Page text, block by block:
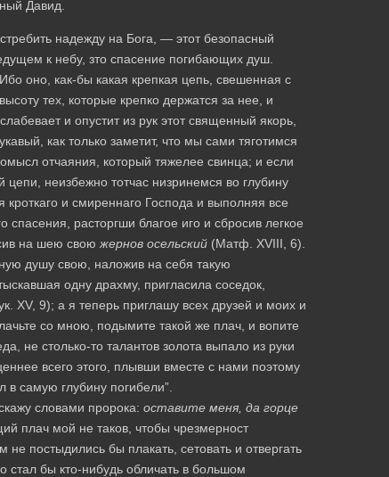
Давид.
надежду на Бога, — этот безопасный
к небу, зто спасение погибающих душ.
оно, как-бы какая крепкая цепь, свешенная с
тех, которые крепко держатся за нее, и
и опустит из рук этот священный якорь,
как только заметит, что мы сами тяготимся
отчаяния, который тяжелее свинца; и если
неизбежно тотчас низринемся во глубину
и смиреннаго Господа и выполняя все
спасения, расторгши благое иго и сбросив легкое
на шею свою жернов осельский (Матф. XVIII, 6).
душу свою, наложив на себя такую
одну драхму, пригласила соседок,
XV, 9); а я теперь приглашу всех друзей и моих и
со мною, подымите такой же плач, и вопите
не столько-то талантов золота выпало из руки
всего этого, плывши вместе с нами поэтому
самую глубину погибели”.
словами пророка: оставите меня, да горце
плач мой не таков, чтобы чрезмерност
постыдились бы плакать, сетовать и отвергать
бы кто-нибудь обличать в большом